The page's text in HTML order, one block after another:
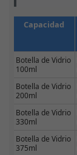
Capacidad
Botella de Vidrio
100ml
Botella de Vidrio
200ml
Botella de Vidrio
330ml
Botella de Vidrio
375ml